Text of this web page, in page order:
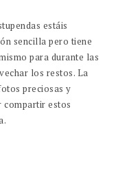
estáis
sencilla pero tiene
para durante las
los restos. La
preciosas y
compartir estos